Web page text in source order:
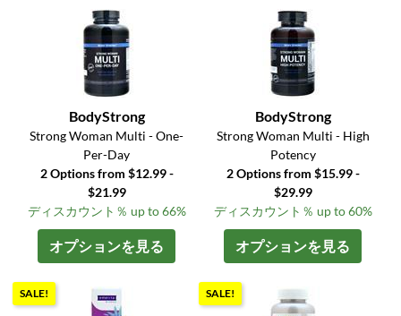
BodyStrong
Strong Woman Multi - One-
Per-Day
2 Options from $12.99 -
$21.99
ディスカウント％ up to 66%
オプションを見る
BodyStrong
Strong Woman Multi - High
Potency
2 Options from $15.99 -
$29.99
ディスカウント％ up to 60%
オプションを見る
SALE! SALE!